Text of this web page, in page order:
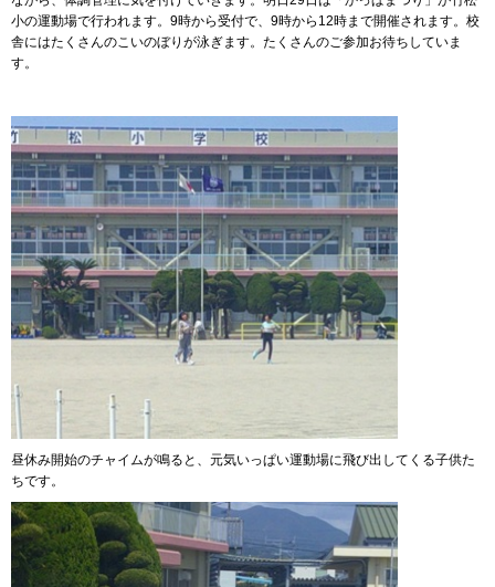
小の運動場で行われます。9時から受付で、9時から12時まで開催されます。校
舎にはたくさんのこいのぼりが泳ぎます。たくさんのご参加お待ちしていま
す。
昼休み開始のチャイムが鳴ると、元気いっぱい運動場に飛び出してくる子供た
ちです。